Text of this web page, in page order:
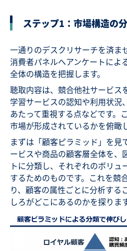
ステップ1：市場構造の
一通りのデスクリサーチを済ま
消費者パネルへアンケートによ
全体の構造を把握します。
聴取内容は、競合他社サービス
学習サービスの認知や利用状況
あたって重視する点などです。
市場が形成されているかを俯瞰
まずは「顧客ピラミッド」を見
ービスや商品の顧客層全体を、
トに分類し、それぞれのボリュ
するためのものです。これを競
り、顧客の属性ごとに分析する
しろがどこにあるのかを探ります